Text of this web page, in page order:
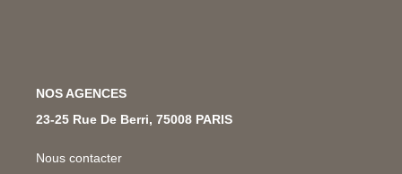
NOS AGENCES
23-25 Rue De Berri, 75008 PARIS
Nous contacter